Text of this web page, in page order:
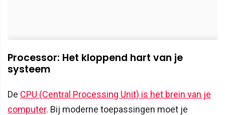
Processor: Het kloppend hart van je
systeem
De CPU (Central Processing Unit) is het brein van je
computer. Bij moderne toepassingen moet je